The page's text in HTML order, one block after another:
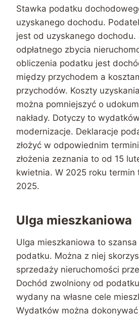
Stawka podatku
uzyskanego dochodu.
jest od uzyskanego
odpłatnego zbycia
obliczenia podatku jest
między przychodem a
przychodów. Koszty
można pomniejszyć o
nakłady. Dotyczy to
modernizacje. Deklaracje
złożyć w odpowiednim
złożenia zeznania to od 15
kwietnia. W 2025 roku termin
2025.
Ulga mieszkaniowa
Ulga mieszkaniowa to
podatku. Można z niej
sprzedaży nieruchomości
Dochód zwolniony od
wydany na własne cele
Wydatków można